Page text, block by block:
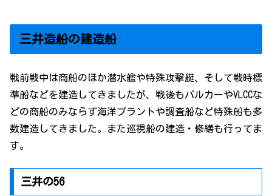
三井造船の建造船
戦前戦中は商船のほか潜水艦や特殊攻撃艇、そして戦時標
準船などを建造してきましたが、戦後もバルカーやVLCCな
どの商船のみならず海洋プラントや調査船など特殊船も多
数建造してきました。また巡視船の建造・修繕も行ってま
す。
三井の56